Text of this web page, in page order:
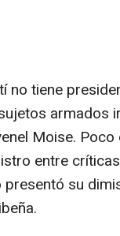
no tiene
armados
Moise.
entre
presentó su